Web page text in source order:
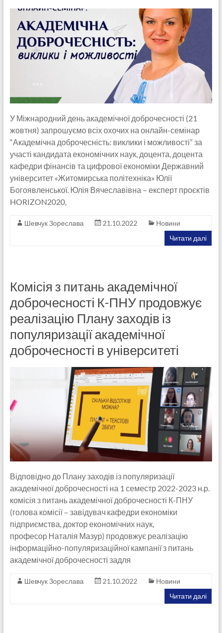
У Міжнародний день академічної доброчесності (21
жовтня) запрошуємо всіх охочих на онлайн-семінар
“Академічна доброчесність: виклики і можливості” за
участі кандидата економічних наук, доцента, доцента
кафедри фінансів та цифрової економіки Державний
університет «Житомирська політехніка» Юлії
Богоявленської. Юлія Вячеславівна – експерт проєктів
HORIZON2020,
Шевчук Зореслава 21.10.2022
Новини
Читати далі
Комісія з питань академічної
доброчесності К-ПНУ продовжує
реалізацію Плану заходів із
популяризації академічної
доброчесності в університеті
Відповідно до Плану заходів із популяризації
академічної доброчесності на 1 семестр 2022-2023 н.р.
комісія з питань академічної доброчесності К-ПНУ
(голова комісії – завідувач кафедри економіки
підприємства, доктор економічних наук,
професор Наталія Мазур) продовжує реалізацію
інформаційно-популяризаційної кампанії з питань
академічної доброчесності задля
Шевчук Зореслава 21.10.2022
Новини
Читати далі